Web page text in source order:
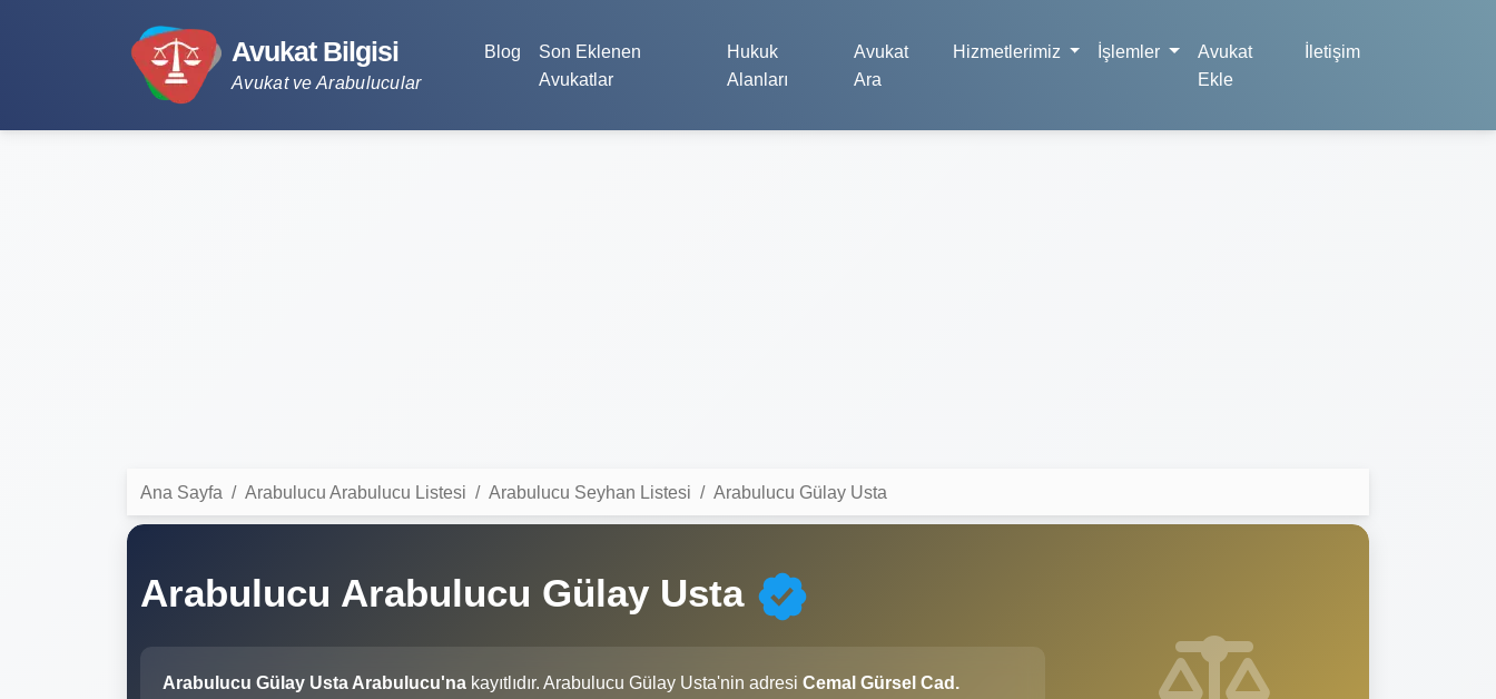
Avukat Bilgisi
Avukat ve Arabulucular
Blog
Son Eklenen
Avukatlar
Hukuk
Alanları
Avukat
Ara
Hizmetlerimiz İşlemler
Avukat
Ekle
İletişim
Ana Sayfa Arabulucu Arabulucu Listesi Arabulucu Seyhan Listesi Arabulucu Gülay Usta
Arabulucu Arabulucu Gülay Usta
Arabulucu Gülay Usta Arabulucu'na kayıtlıdır. Arabulucu Gülay Usta'nin adresi Cemal Gürsel Cad.